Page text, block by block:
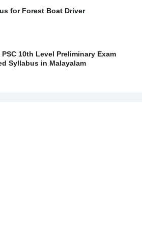
for Forest Boat Driver
PSC 10th Level Preliminary Exam
Syllabus in Malayalam